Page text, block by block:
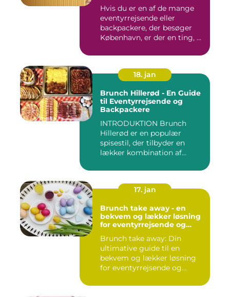
Hvis du er en af de mange
eventyrrejsende eller
backpackere, der besøger
København, er der en ting, ...
18. jan
Brunch Hillerød - En Guide
til Eventyrrejsende og
Backpackere
INTRODUKTION Brunch
Hillerød er en populær
spisestil, der tilbyder en
lækker kombination af
17. jan
Brunch take away - en
bekvem og lækker løsning
for eventyrrejsende og
Brunch take away: Din
ultimative guide til en
bekvem og lækker løsning
for eventyrrejsende og